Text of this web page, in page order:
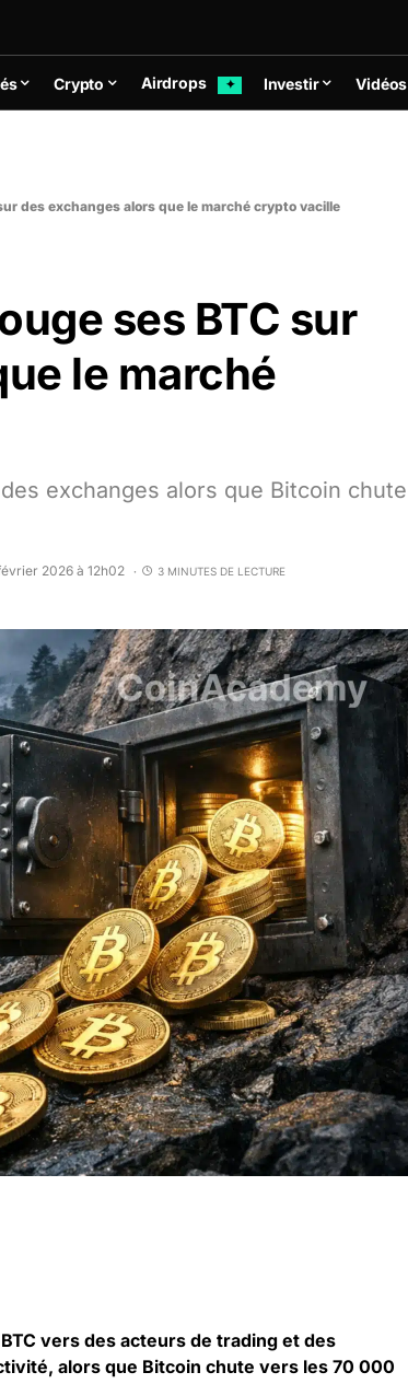
Crypto Airdrops ✦ Investir Vidéos
des exchanges alors que le marché crypto vacille
ses BTC sur
le marché
exchanges alors que Bitcoin chute
2026 à 12h02 3 MINUTES DE LECTURE
vers des acteurs de trading et des
alors que Bitcoin chute vers les 70 000